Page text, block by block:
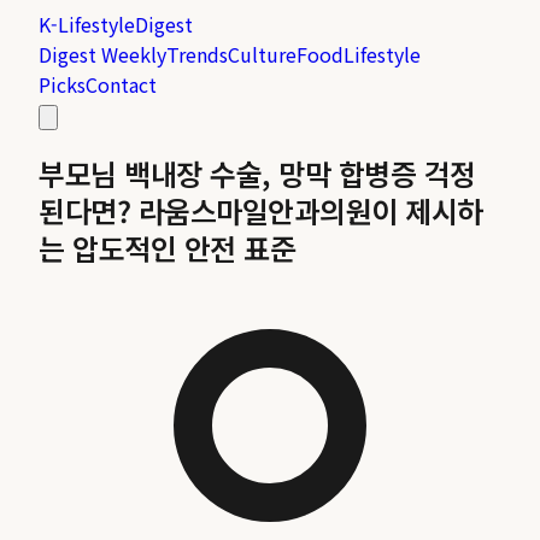
K-LifestyleDigest
Digest WeeklyTrendsCultureFoodLifestyle
PicksContact
부모님 백내장 수술, 망막 합병증 걱정
된다면? 라움스마일안과의원이 제시하
는 압도적인 안전 표준